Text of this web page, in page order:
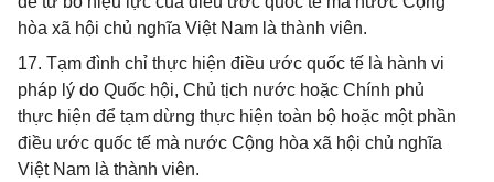
hòa xã hội chủ nghĩa Việt Nam là thành viên.
17. Tạm đình chỉ thực hiện điều ước quốc tế là hành vi
pháp lý do Quốc hội, Chủ tịch nước hoặc Chính phủ
thực hiện để tạm dừng thực hiện toàn bộ hoặc một phần
điều ước quốc tế mà nước Cộng hòa xã hội chủ nghĩa
Việt Nam là thành viên.